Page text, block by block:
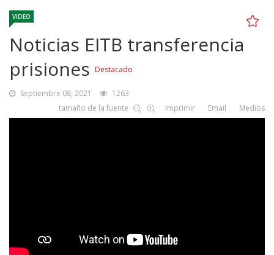
VIDEO
Noticias EITB transferencia
prisiones Destacado
Septiembre 08, 2021
1263
tamaño de la fuente
Imprimir Email Medios